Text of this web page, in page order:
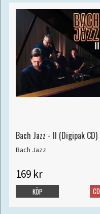
Bach Jazz - II (Digipak CD)
Bach Jazz
169 kr
CD
KÖP